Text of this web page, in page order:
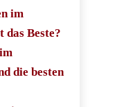
im
das Beste?
die besten